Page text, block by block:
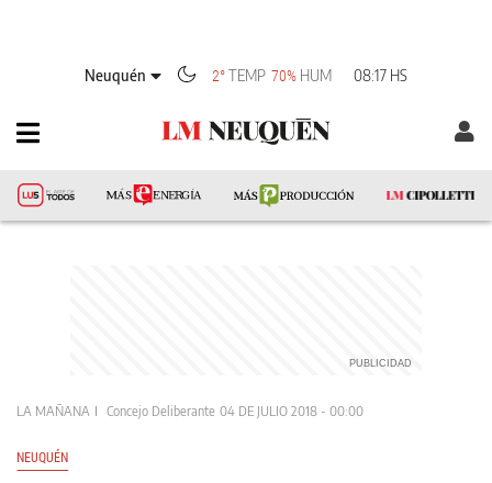
Neuquén 2° TEMP 70% HUM 08:17 HS
LA MAÑANA Concejo Deliberante 04 DE JULIO 2018 - 00:00
NEUQUÉN